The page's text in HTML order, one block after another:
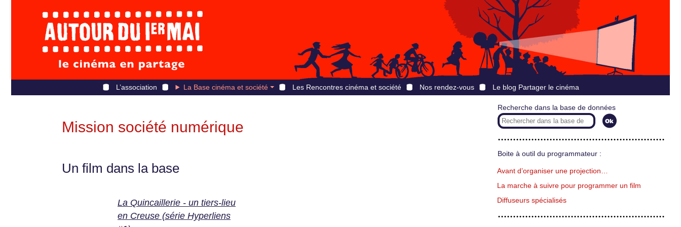
L’association La Base cinéma et société Les Rencontres cinéma et société Nos rendez-vous Le blog Partager le cinéma
Mission société numérique
Un film dans la base
La Quincaillerie - un tiers-lieu
en Creuse (série Hyperliens
Recherche dans la base de données
Boite à outil du programmateur :
Avant d’organiser une projection…
La marche à suivre pour programmer un film
Diffuseurs spécialisés